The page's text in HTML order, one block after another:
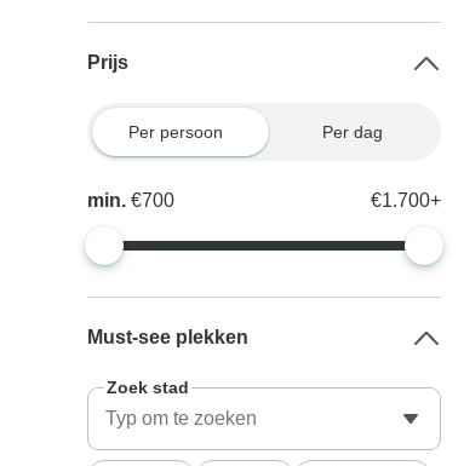
Prijs
Per persoon Per dag
min.€700 €1.700+
Must-see plekken
Zoek stad